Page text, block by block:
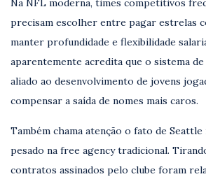
Na NFL moderna, times competitivos
precisam escolher entre pagar estrelas
manter profundidade e flexibilidade
aparentemente acredita que o sistema
aliado ao desenvolvimento de jovens
compensar a saída de nomes mais caros.
Também chama atenção o fato de
pesado na free agency tradicional.
contratos assinados pelo clube foram